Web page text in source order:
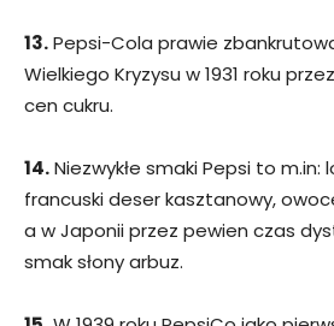
13.Pepsi-Cola prawie
Wielkiego Kryzysu w 1931 roku
cen cukru.
14.Niezwykłe smaki Pepsi to m.in:
francuski deser kasztanowy,
a w Japonii przez pewien czas
smak słony arbuz.